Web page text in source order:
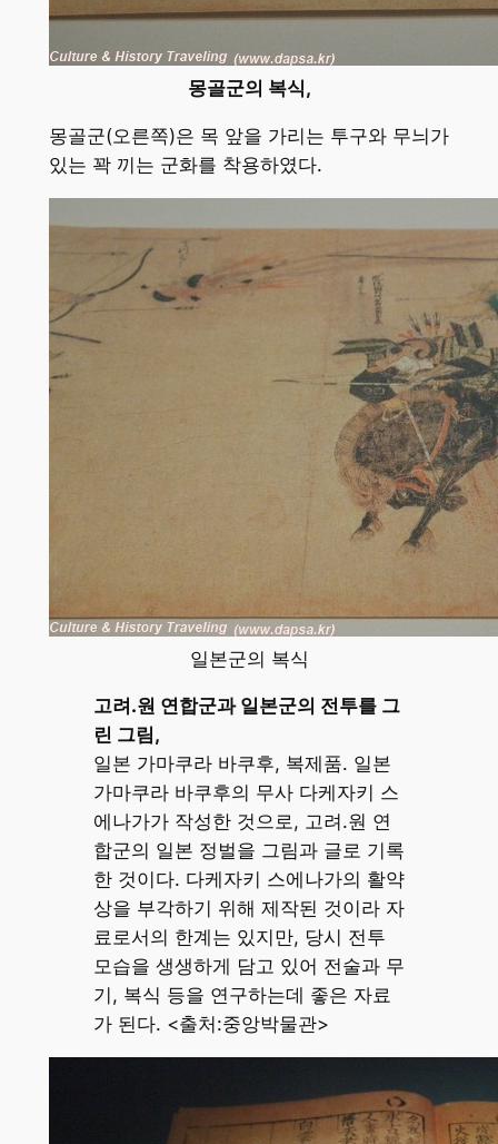
몽골군의 복식,
몽골군(오른쪽)은 목 앞을 가리는 투구와 무늬가
있는 꽉 끼는 군화를 착용하였다.
일본군의 복식
고려.원 연합군과 일본군의 전투를 그
린 그림,
일본 가마쿠라 바쿠후, 복제품. 일본
가마쿠라 바쿠후의 무사 다케자키 스
에나가가 작성한 것으로, 고려.원 연
합군의 일본 정벌을 그림과 글로 기록
한 것이다. 다케자키 스에나가의 활약
상을 부각하기 위해 제작된 것이라 자
료로서의 한계는 있지만, 당시 전투
모습을 생생하게 담고 있어 전술과 무
기, 복식 등을 연구하는데 좋은 자료
가 된다. <출처:중앙박물관>